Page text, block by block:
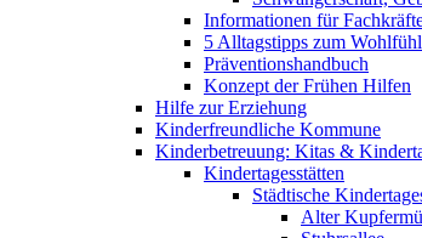
Informationen für
5 Alltagstipps zum
Präventionshandbuch
Konzept der Frühen Hilfen
Hilfe zur Erziehung
Kinderfreundliche Kommune
Kinderbetreuung: Kitas &
Kindertagesstätten
Städtische
Alter